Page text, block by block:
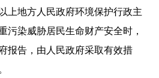
地方人民政府环境保护行政主
污染威胁居民生命财产安全时，
报告，由人民政府采取有效措